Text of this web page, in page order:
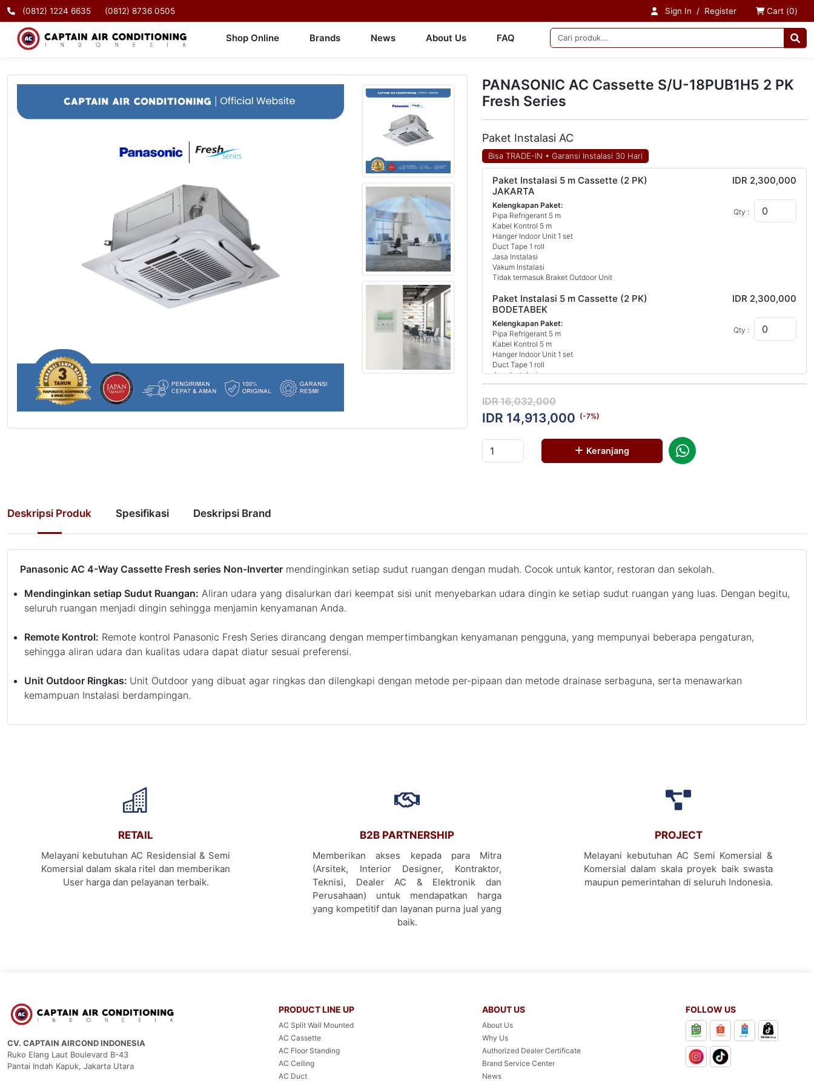
(0812) 1224 6635 (0812) 8736 0505 Sign In / Register Cart (0)
Shop Online Brands News About Us FAQ
PANASONIC AC Cassette S/U-18PUB1H5 2 PK
Fresh Series
Paket Instalasi AC
Bisa TRADE-IN • Garansi Instalasi 30 Hari
Paket Instalasi 5 m Cassette (2 PK)
JAKARTA
Kelengkapan Paket:
Pipa Refrigerant 5 m
Kabel Kontrol 5 m
Hanger Indoor Unit 1 set
Duct Tape 1 roll
Jasa Instalasi
Vakum Instalasi
Tidak termasuk Braket Outdoor Unit
IDR 2,300,000
Qty :
Paket Instalasi 5 m Cassette (2 PK)
BODETABEK
Kelengkapan Paket:
Pipa Refrigerant 5 m
Kabel Kontrol 5 m
Hanger Indoor Unit 1 set
Duct Tape 1 roll
Jasa Instalasi
Vakum Instalasi
Tidak termasuk Braket Outdoor Unit
IDR 2,300,000
Qty :
IDR 16,032,000
IDR 14,913,000 (-7%)
Keranjang
Deskripsi Produk Spesifikasi Deskripsi Brand
Panasonic AC 4-Way Cassette Fresh series Non-Inverter mendinginkan setiap sudut ruangan dengan mudah. Cocok untuk kantor, restoran dan sekolah.
Mendinginkan setiap Sudut Ruangan: Aliran udara yang disalurkan dari keempat sisi unit menyebarkan udara dingin ke setiap sudut ruangan yang luas. Dengan begitu,
seluruh ruangan menjadi dingin sehingga menjamin kenyamanan Anda.
Remote Kontrol: Remote kontrol Panasonic Fresh Series dirancang dengan mempertimbangkan kenyamanan pengguna, yang mempunyai beberapa pengaturan,
sehingga aliran udara dan kualitas udara dapat diatur sesuai preferensi.
Unit Outdoor Ringkas: Unit Outdoor yang dibuat agar ringkas dan dilengkapi dengan metode per-pipaan dan metode drainase serbaguna, serta menawarkan
kemampuan Instalasi berdampingan.
RETAIL
Melayani kebutuhan AC Residensial & Semi
Komersial dalam skala ritel dan memberikan
User harga dan pelayanan terbaik.
B2B PARTNERSHIP
Memberikan akses kepada para Mitra
(Arsitek, Interior Designer, Kontraktor,
Teknisi, Dealer AC & Elektronik dan
Perusahaan) untuk mendapatkan harga
yang kompetitif dan layanan purna jual yang
baik.
PROJECT
Melayani kebutuhan AC Semi Komersial &
Komersial dalam skala proyek baik swasta
maupun pemerintahan di seluruh Indonesia.
CV. CAPTAIN AIRCOND INDONESIA
Ruko Elang Laut Boulevard B-43
Pantai Indah Kapuk, Jakarta Utara
PRODUCT LINE UP
AC Split Wall Mounted
AC Cassette
AC Floor Standing
AC Ceiling
AC Duct
ABOUT US
About Us
Why Us
Authorized Dealer Certificate
Brand Service Center
News
FOLLOW US